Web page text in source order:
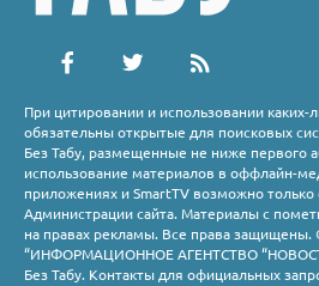
При цитировании и использовании каких-
обязательны открытые для поисковых
Без Табу, размещенные не ниже первого
использование материалов в оффлайн-
приложениях и SmartTV возможно
Администрации сайта. Материалы с
на правах рекламы. Все права
“ИНФОРМАЦИОННОЕ АГЕНТСТВО
Без Табу. Контакты для официальных